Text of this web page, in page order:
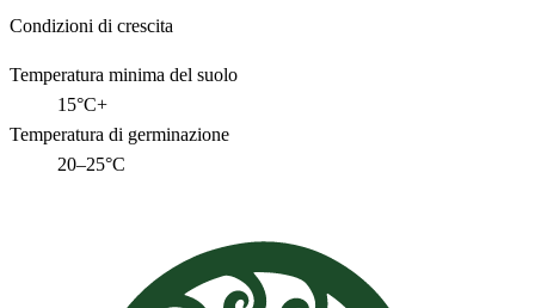
Condizioni di crescita
Temperatura minima del suolo
15°C+
Temperatura di germinazione
20–25°C